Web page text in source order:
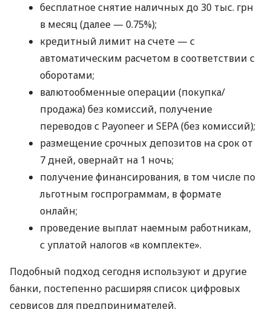
бесплатное снятие наличных до 30 тыс. грн
в месяц (далее — 0.75%);
кредитный лимит на счете — с
автоматическим расчетом в соответствии с
оборотами;
валютообменные операции (покупка/
продажа) без комиссий, получение
переводов с Payoneer и SEPA (без комиссий);
размещение срочных депозитов на срок от
7 дней, овернайт на 1 ночь;
получение финансирования, в том числе по
льготным госпрограммам, в формате
онлайн;
проведение выплат наемным работникам,
с уплатой налогов «в комплекте».
Подобный подход сегодня используют и другие
банки, постепенно расширяя список цифровых
сервисов для предпринимателей.